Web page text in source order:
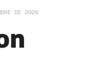
DE 2020